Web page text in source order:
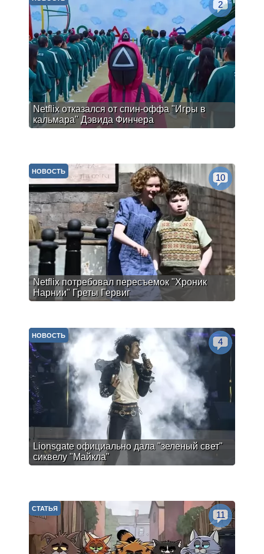
Netflix отказался от спин-оффа "Игры в
кальмара" Дэвида Финчера
2
Netflix потребовал пересъемок "Хроник
Нарнии" Греты Гервиг
НОВОСТЬ
10
Lionsgate официально дала "зеленый свет"
сиквелу "Майкла"
НОВОСТЬ
4
СТАТЬЯ
11